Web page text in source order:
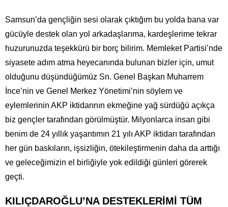
Samsun’da gençliğin sesi olarak çıktığım bu yolda bana var
gücüyle destek olan yol arkadaşlarıma, kardeşlerime tekrar
huzurunuzda teşekkürü bir borç bilirim. Memleket Partisi’nde
siyasete adım atma heyecanında bulunan bizler için, umut
olduğunu düşündüğümüz Sn. Genel Başkan Muharrem
İnce’nin ve Genel Merkez Yönetimi’nin söylem ve
eylemlerinin AKP iktidarının ekmeğine yağ sürdüğü açıkça
biz gençler tarafından görülmüştür. Milyonlarca insan gibi
benim de 24 yıllık yaşantımın 21 yılı AKP iktidarı tarafından
her gün baskıların, işsizliğin, ötekileştirmenin daha da arttığı
ve geleceğimizin el birliğiyle yok edildiği günleri görerek
geçti.
KILIÇDAROĞLU’NA DESTEKLERİMİ TÜM